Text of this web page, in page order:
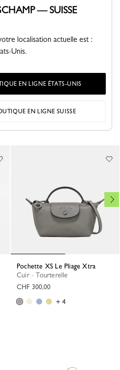
dynamisme et relief à un
XTRA
Pochette XS Le Pliage Xtra
Cuir - Tourterelle
CHF 300,00
+ 4
— SUISSE
localisation actuelle est :
Unis.
EN LIGNE ÉTATS-UNIS
EN LIGNE SUISSE